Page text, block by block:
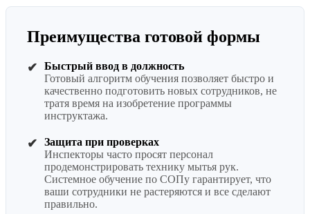
Преимущества готовой формы
✔
Быстрый ввод в должность
Готовый алгоритм обучения позволяет быстро и
качественно подготовить новых сотрудников, не
тратя время на изобретение программы
инструктажа.
✔
Защита при проверках
Инспекторы часто просят персонал
продемонстрировать технику мытья рук.
Системное обучение по СОПу гарантирует, что
ваши сотрудники не растеряются и все сделают
правильно.